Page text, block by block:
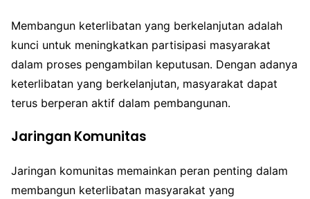
Membangun keterlibatan yang berkelanjutan adalah
kunci untuk meningkatkan partisipasi masyarakat
dalam proses pengambilan keputusan. Dengan adanya
keterlibatan yang berkelanjutan, masyarakat dapat
terus berperan aktif dalam pembangunan.
Jaringan Komunitas
Jaringan komunitas memainkan peran penting dalam
membangun keterlibatan masyarakat yang